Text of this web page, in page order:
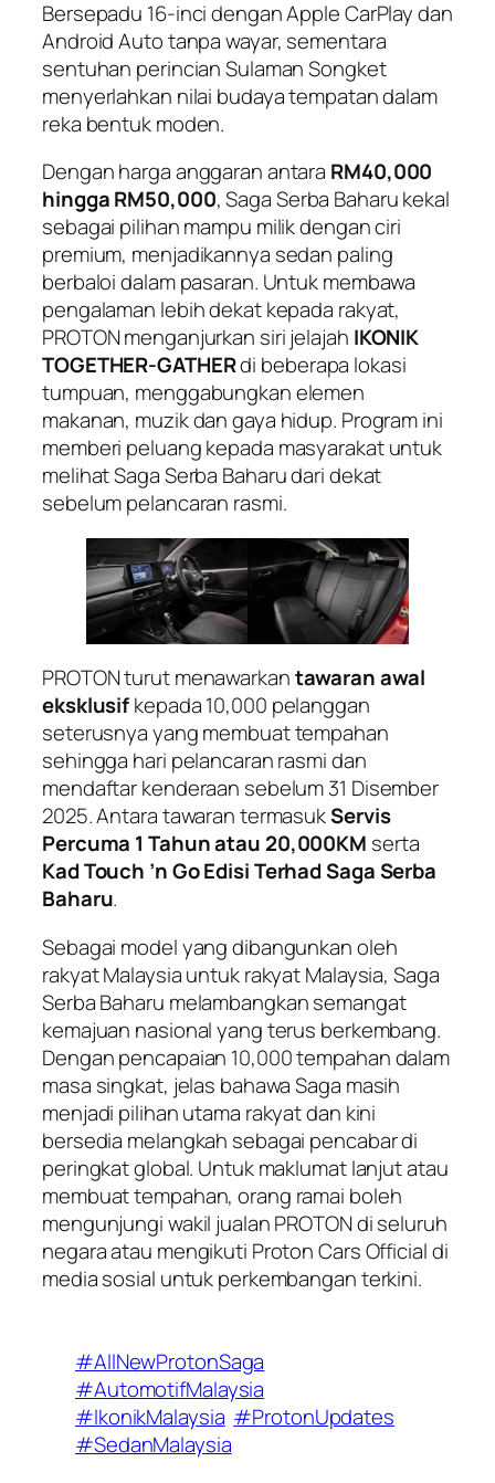
Bersepadu 16-inci dengan Apple CarPlay dan
Android Auto tanpa wayar, sementara
sentuhan perincian Sulaman Songket
menyerlahkan nilai budaya tempatan dalam
reka bentuk moden.
Dengan harga anggaran antara RM40,000
hingga RM50,000, Saga Serba Baharu kekal
sebagai pilihan mampu milik dengan ciri
premium, menjadikannya sedan paling
berbaloi dalam pasaran. Untuk membawa
pengalaman lebih dekat kepada rakyat,
PROTON menganjurkan siri jelajah IKONIK
TOGETHER-GATHERdi beberapa lokasi
tumpuan, menggabungkan elemen
makanan, muzik dan gaya hidup. Program ini
memberi peluang kepada masyarakat untuk
melihat Saga Serba Baharu dari dekat
sebelum pelancaran rasmi.
PROTON turut menawarkantawaran awal
eksklusifkepada 10,000 pelanggan
seterusnya yang membuat tempahan
sehingga hari pelancaran rasmi dan
mendaftar kenderaan sebelum 31 Disember
2025. Antara tawaran termasukServis
Percuma 1 Tahun atau 20,000KM serta
Kad Touch ’n Go Edisi Terhad Saga Serba
Baharu.
Sebagai model yang dibangunkan oleh
rakyat Malaysia untuk rakyat Malaysia, Saga
Serba Baharu melambangkan semangat
kemajuan nasional yang terus berkembang.
Dengan pencapaian 10,000 tempahan dalam
masa singkat, jelas bahawa Saga masih
menjadi pilihan utama rakyat dan kini
bersedia melangkah sebagai pencabar di
peringkat global. Untuk maklumat lanjut atau
membuat tempahan, orang ramai boleh
mengunjungi wakil jualan PROTON di seluruh
negara atau mengikuti Proton Cars Official di
media sosial untuk perkembangan terkini.
#AllNewProtonSaga
#AutomotifMalaysia
#IkonikMalaysia #ProtonUpdates
#SedanMalaysia